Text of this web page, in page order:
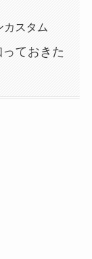
カスタム
ておきた